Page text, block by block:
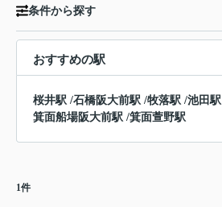
条件から探す
おすすめの駅
桜井駅 /石橋阪大前駅 /牧落駅 /池田駅
箕面船場阪大前駅 /箕面萱野駅
1件